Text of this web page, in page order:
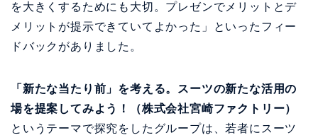
を大きくするためにも大切。プレゼンでメリットとデ
メリットが提示できていてよかった」といったフィー
ドバックがありました。
「新たな当たり前」を考える。スーツの新たな活用の
場を提案してみよう！（株式会社宮崎ファクトリー）
というテーマで探究をしたグループは、若者にスーツ